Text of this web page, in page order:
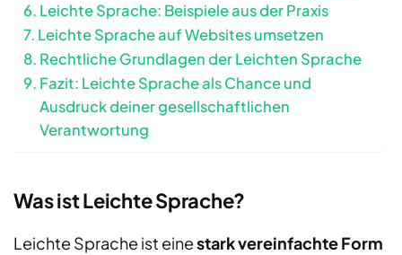
Leichte Sprache: Beispiele aus der Praxis
Leichte Sprache auf Websites umsetzen
Rechtliche Grundlagen der Leichten Sprache
Fazit: Leichte Sprache als Chance und
Ausdruck deiner gesellschaftlichen
Verantwortung
Was ist Leichte Sprache?
Leichte Sprache ist einestark vereinfachte Form